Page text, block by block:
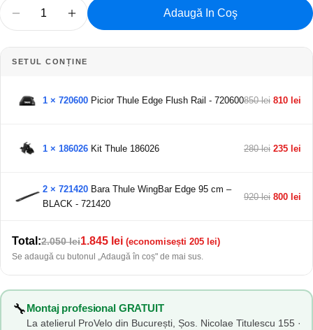
Reduceți Cantitatea Pentru Bare Transversale
Creșteți Cantitatea Pentru Bare
Adaugă In Coş
SETUL CONȚINE
1 × 720600 Picior Thule Edge Flush Rail - 720600850 lei 810 lei
1 × 186026 Kit Thule 186026 280 lei 235 lei
2 × 721420 Bara Thule WingBar Edge 95 cm –
BLACK - 721420
920 lei 800 lei
Total:2.050 lei1.845 lei (economisești 205 lei)
Se adaugă cu butonul „Adaugă în coș" de mai sus.
🔧Montaj profesional GRATUIT
La atelierul ProVelo din București, Șos. Nicolae Titulescu 155 ·
Distribuie acest produs
Facebook
X Pinterest
Pune o intrebare
Numele
dumneavoastră
tau
Mesajul
Trimite O Întrebare